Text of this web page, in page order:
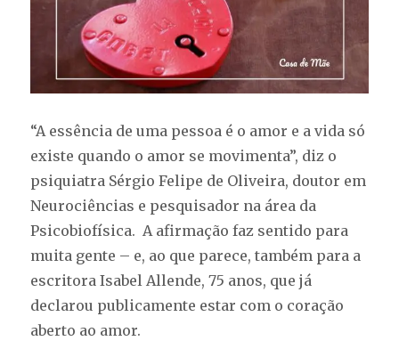
“A essência de uma pessoa é o amor e a vida só
existe quando o amor se movimenta”, diz o
psiquiatra Sérgio Felipe de Oliveira, doutor em
Neurociências e pesquisador na área da
Psicobiofísica. A afirmação faz sentido para
muita gente – e, ao que parece, também para a
escritora Isabel Allende, 75 anos, que já
declarou publicamente estar com o coração
aberto ao amor.